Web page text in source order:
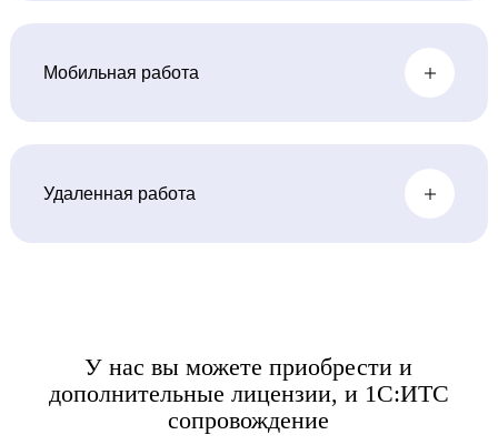
Мобильная работа
Удаленная работа
У нас вы можете приобрести и
дополнительные лицензии, и 1С:ИТС
сопровождение